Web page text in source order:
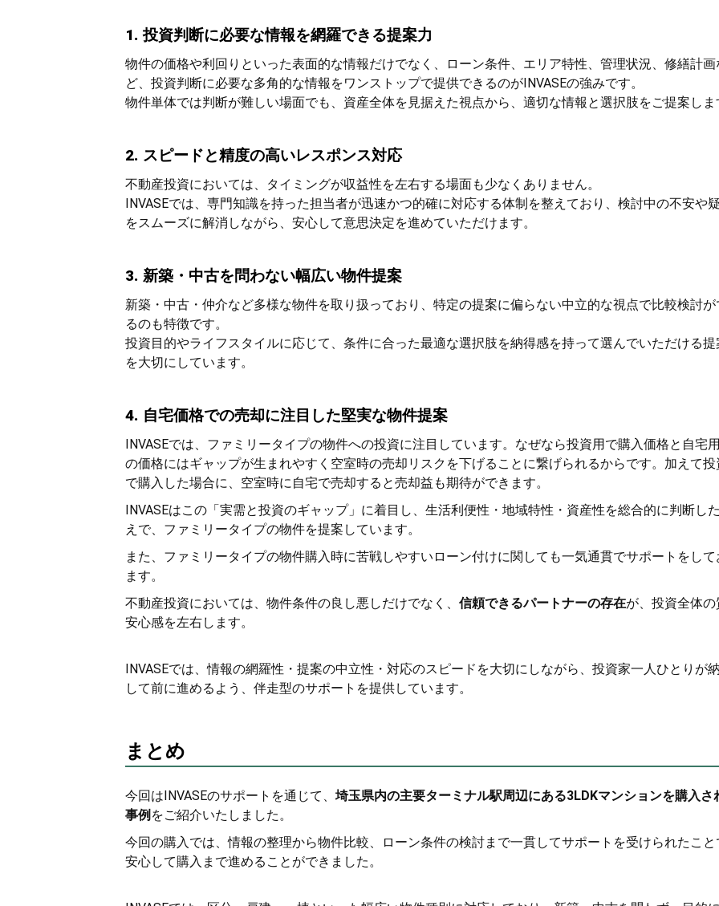
1. 投資判断に必要な情報を網羅できる提案力
物件の価格や利回りといった表面的な情報だけでなく、ローン条件、エリア特性、管理状況、修繕計画
ど、投資判断に必要な多角的な情報をワンストップで提供できるのがINVASEの強みです。
物件単体では判断が難しい場面でも、資産全体を見据えた視点から、適切な情報と選択肢をご提案しま
2. スピードと精度の高いレスポンス対応
不動産投資においては、タイミングが収益性を左右する場面も少なくありません。
INVASEでは、専門知識を持った担当者が迅速かつ的確に対応する体制を整えており、検討中の不安や
をスムーズに解消しながら、安心して意思決定を進めていただけます。
3. 新築・中古を問わない幅広い物件提案
新築・中古・仲介など多様な物件を取り扱っており、特定の提案に偏らない中立的な視点で比較検討が
るのも特徴です。
投資目的やライフスタイルに応じて、条件に合った最適な選択肢を納得感を持って選んでいただける提
を大切にしています。
4. 自宅価格での売却に注目した堅実な物件提案
INVASEでは、ファミリータイプの物件への投資に注目しています。なぜなら投資用で購入価格と自宅
の価格にはギャップが生まれやすく空室時の売却リスクを下げることに繋げられるからです。加えて投
で購入した場合に、空室時に自宅で売却すると売却益も期待ができます。
INVASEはこの「実需と投資のギャップ」に着目し、生活利便性・地域特性・資産性を総合的に判断し
えで、ファミリータイプの物件を提案しています。
また、ファミリータイプの物件購入時に苦戦しやすいローン付けに関しても一気通貫でサポートをして
ます。
不動産投資においては、物件条件の良し悪しだけでなく、 信頼できるパートナーの存在が、投資全体の
安心感を左右します。
INVASEでは、情報の網羅性・提案の中立性・対応のスピードを大切にしながら、投資家一人ひとりが
して前に進めるよう、伴走型のサポートを提供しています。
まとめ
今回はINVASEのサポートを通じて、 埼玉県内の主要ターミナル駅周辺にある3LDKマンションを購入さ
事例 をご紹介いたしました。
今回の購入では、情報の整理から物件比較、ローン条件の検討まで一貫してサポートを受けられたこと
安心して購入まで進めることができました。